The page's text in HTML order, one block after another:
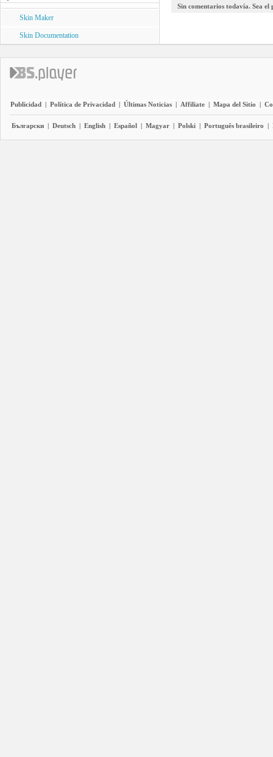
Skin Maker
Skin Documentation
Sin comentarios todavía. Sea
Publicidad | Política de Privacidad | Últimas Noticias | Affiliate | Mapa del Sitio |
Български | Deutsch | English | Español | Magyar | Polski | Português brasileiro |